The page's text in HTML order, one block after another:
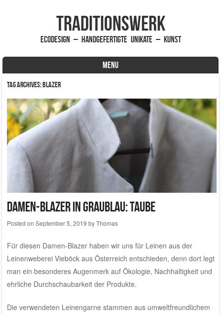
traditionsWerk
EcoDesign – handgefertigte Unikate – Kunst
MENU
Skip to content
Tag Archives:Blazer
Damen-Blazer in graublau: Taube
Posted on September 5, 2019 byThomas
Für diesen Damen-Blazer haben wir uns für Leinen aus der
Leinenweberei Vieböck aus Österreich entschieden, denn dort legt
man ein besonderes Augenmerk auf Ökologie, Nachhaltigkeit und
ehrliche Durchschaubarkeit der Produkte.
Die verwendeten Leinengarne stammen aus umweltfreundlichem